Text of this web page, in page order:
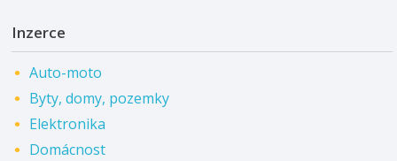
Inzerce
Auto-moto
Byty, domy, pozemky
Elektronika
Domácnost